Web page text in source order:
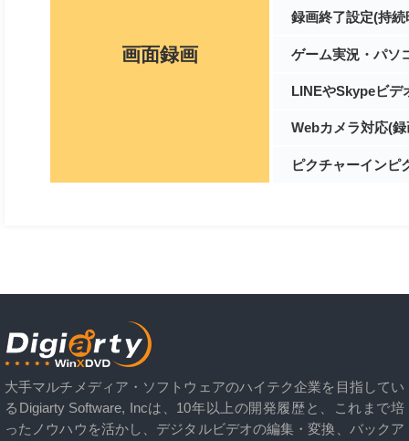
画面録画
録画終了設定(持
ゲーム実況・パソ
LINEやSkypeビデ
Webカメラ対応(
ピクチャーインピ
大手マルチメディア・ソフトウェアのハイテク企業を目指してい
るDigiarty Software, Incは、10年以上の開発履歴と、これまで培
ったノウハウを活かし、デジタルビデオの編集・変換、バックア